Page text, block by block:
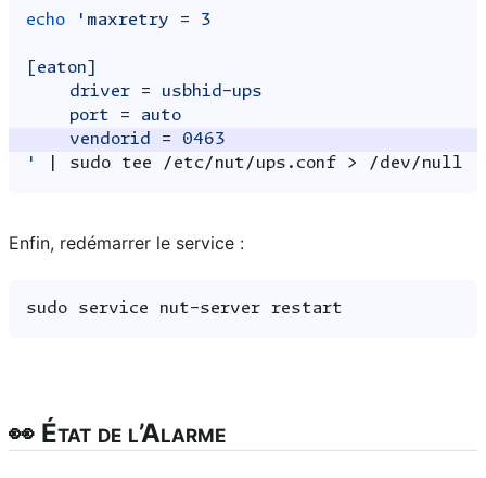
echo 'maxretry = 3
[eaton]
    driver = usbhid-ups
    port = auto
    vendorid = 0463
'
sudo tee /etc/nut/ups.conf >
Enfin, redémarrer le service :
sudo service nut-server
👀 État de l’Alarme